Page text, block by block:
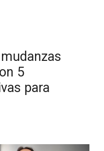
5
para